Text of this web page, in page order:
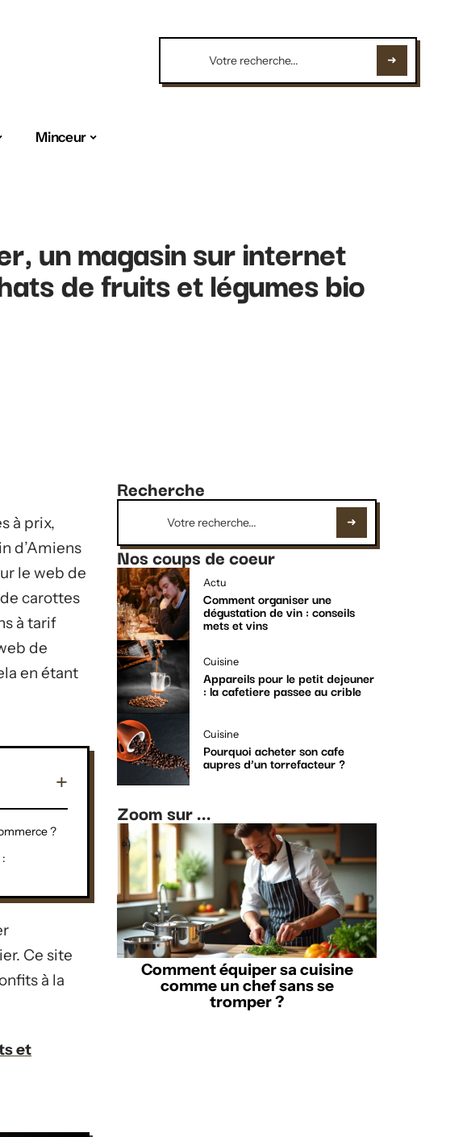
Minceur
un magasin sur internet
de fruits et légumes bio
à prix,
d’Amiens
le web de
carottes
à tarif
de
en étant
?
Ce site
à la
et
Recherche
Nos coups de coeur
Actu
Comment organiser une
dégustation de vin : conseils
mets et vins
Cuisine
Appareils pour le petit dejeuner
: la cafetiere passee au crible
Cuisine
Pourquoi acheter son cafe
aupres d’un torrefacteur ?
Zoom sur ...
Comment équiper sa cuisine
comme un chef sans se
tromper ?